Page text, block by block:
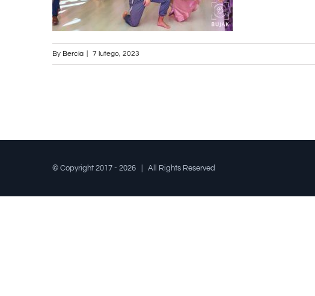
By Bercia 7 lutego, 2023
© Copyright 2017 - 2026 | All Rights Reserved